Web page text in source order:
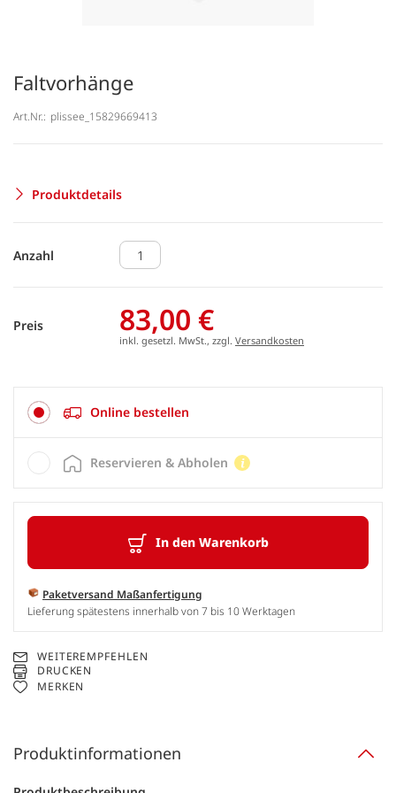
Faltvorhänge
Art.Nr.: plissee_15829669413
Produktdetails
Anzahl
Preis 83,00 €
inkl. gesetzl. MwSt., zzgl. Versandkosten
Online bestellen
In den Warenkorb
Paketversand Maßanfertigung
Lieferung spätestens innerhalb von 7 bis 10 Werktagen
Reservieren & Abholen
WEITEREMPFEHLEN
DRUCKEN
MERKEN
Produktinformationen